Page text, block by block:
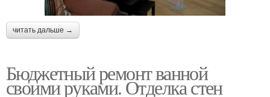
читать дальше →
Бюджетный ремонт ванной
своими руками. Отделка стен